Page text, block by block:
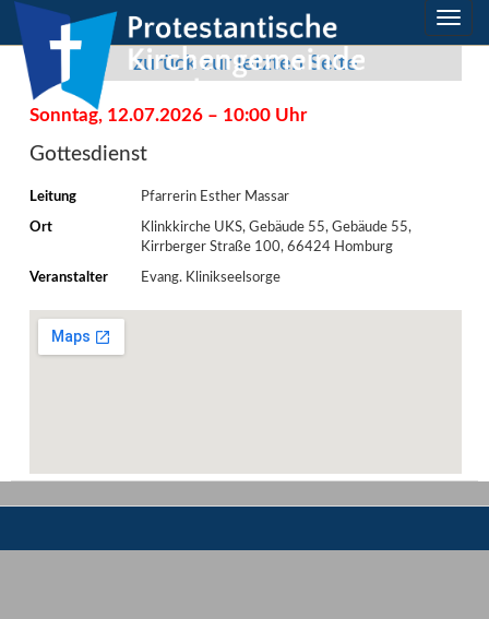
Direkt
zum
Inhalt
springen
Direkt
zum
Inhalt
springen
zurück zur letzten Seite
Sonntag, 12.07.2026 – 10:00 Uhr
Gottesdienst
Leitung Pfarrerin Esther Massar
Ort
Klinkkirche UKS, Gebäude 55, Gebäude 55,
Kirrberger Straße 100, 66424 Homburg
Veranstalter Evang. Klinikseelsorge